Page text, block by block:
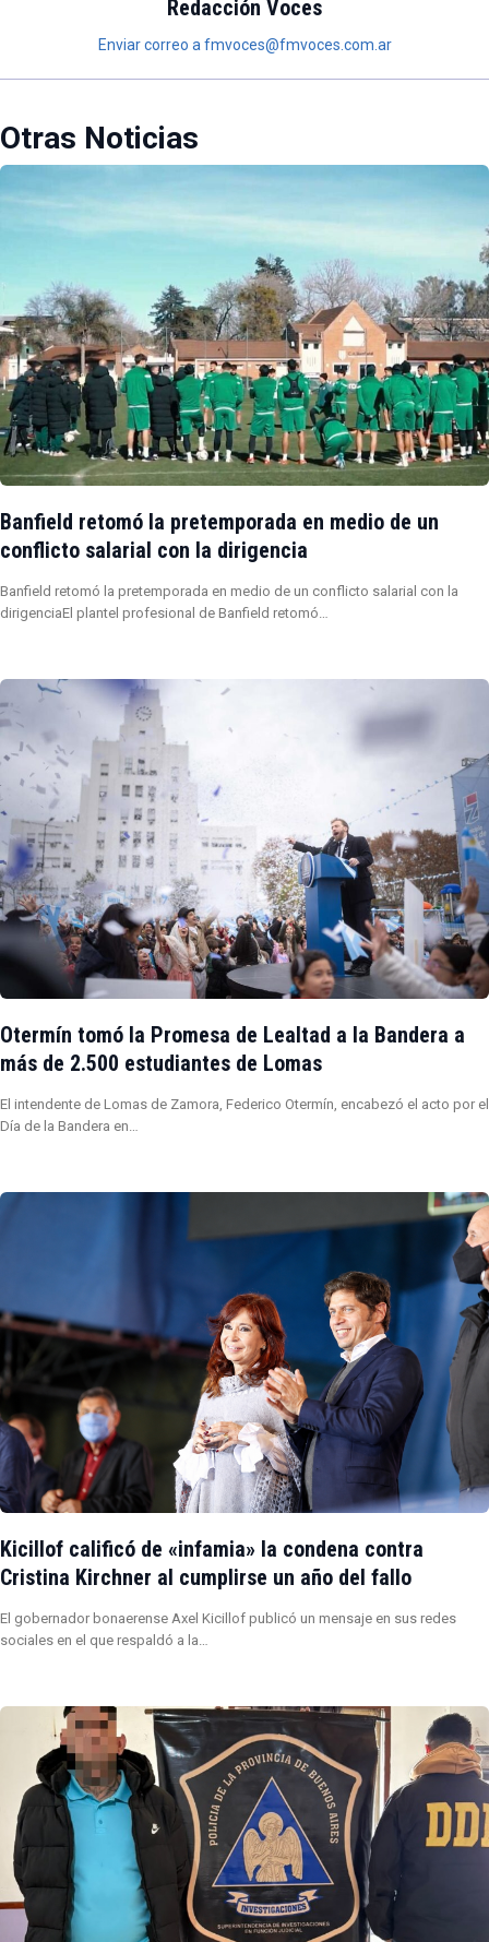
Redacción Voces
Enviar correo a fmvoces@fmvoces.com.ar
Otras Noticias
Banfield retomó la pretemporada en medio de un
conflicto salarial con la dirigencia
Banfield retomó la pretemporada en medio de un conflicto salarial con la
dirigenciaEl plantel profesional de Banfield retomó…
Otermín tomó la Promesa de Lealtad a la Bandera a
más de 2.500 estudiantes de Lomas
El intendente de Lomas de Zamora, Federico Otermín, encabezó el acto por el
Día de la Bandera en…
Kicillof calificó de «infamia» la condena contra
Cristina Kirchner al cumplirse un año del fallo
El gobernador bonaerense Axel Kicillof publicó un mensaje en sus redes
sociales en el que respaldó a la…